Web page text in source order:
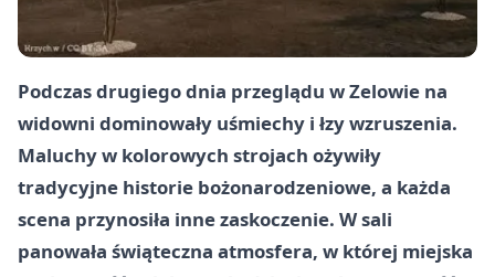
Podczas drugiego dnia przeglądu w Zelowie na
widowni dominowały uśmiechy i łzy wzruszenia.
Maluchy w kolorowych strojach ożywiły
tradycyjne historie bożonarodzeniowe, a każda
scena przynosiła inne zaskoczenie. W sali
panowała świąteczna atmosfera, w której miejska